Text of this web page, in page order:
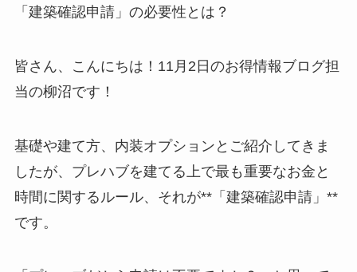
「建築確認申請」の必要性とは？
皆さん、こんにちは！11月2日のお得情報ブログ担
当の柳沼です！
基礎や建て方、内装オプションとご紹介してきま
したが、プレハブを建てる上で最も重要なお金と
時間に関するルール、それが**「建築確認申請」**
です。